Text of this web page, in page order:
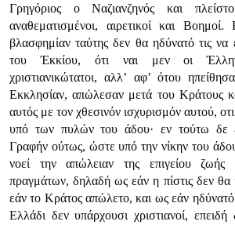
Γρηγόριος ο Ναζιανζηνός και
αναθεματισμένοι, αιρετικοί και Βοημοί.
βλασφημίαν ταύτης δεν θα ηδύνατό τις
του Έκκίου, ότι ναι μεν οι
χριστιανικώτατοι, αλλ’ αφ’ ότου
Εκκλησίαν, απώλεσαν μετά του Κράτους
αυτός με τον χθεσινόν ισχυρισμόν αυτού,
υπό των πυλών του άδου· εν τούτω δε
Γραφήν ούτως, ώστε υπό την νίκην του
νοεί την απώλειαν της επιγείου
πραγμάτων, δηλαδή ως εάν η πίστις δεν
εάν το Κράτος απώλετο, και ως εάν
Ελλάδι δεν υπάρχουσι χριστιανοί,